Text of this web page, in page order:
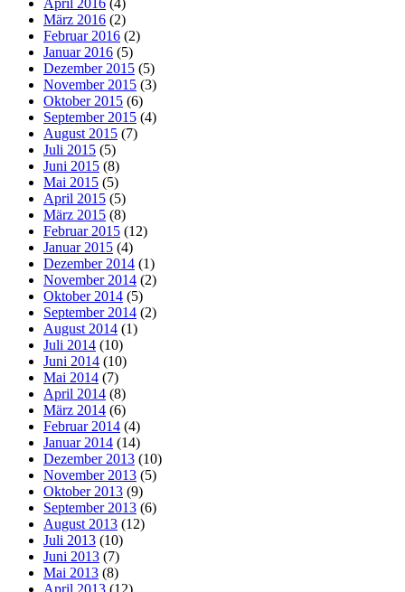
April 2016 (4)
März 2016 (2)
Februar 2016 (2)
Januar 2016 (5)
Dezember 2015 (5)
November 2015 (3)
Oktober 2015 (6)
September 2015 (4)
August 2015 (7)
Juli 2015 (5)
Juni 2015 (8)
Mai 2015 (5)
April 2015 (5)
März 2015 (8)
Februar 2015 (12)
Januar 2015 (4)
Dezember 2014 (1)
November 2014 (2)
Oktober 2014 (5)
September 2014 (2)
August 2014 (1)
Juli 2014 (10)
Juni 2014 (10)
Mai 2014 (7)
April 2014 (8)
März 2014 (6)
Februar 2014 (4)
Januar 2014 (14)
Dezember 2013 (10)
November 2013 (5)
Oktober 2013 (9)
September 2013 (6)
August 2013 (12)
Juli 2013 (10)
Juni 2013 (7)
Mai 2013 (8)